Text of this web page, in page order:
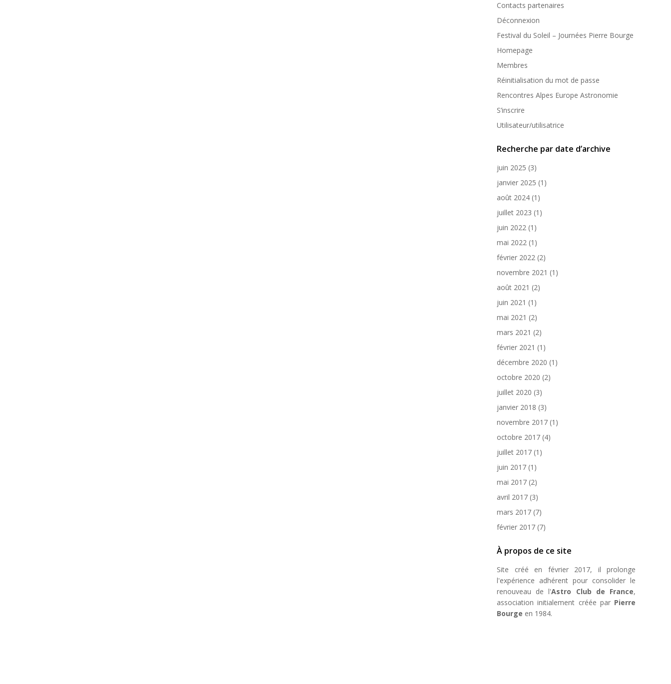
Contacts partenaires
Déconnexion
Festival du Soleil – Journées Pierre Bourge
Homepage
Membres
Réinitialisation du mot de passe
Rencontres Alpes Europe Astronomie
S’inscrire
Utilisateur/utilisatrice
Recherche par date d’archive
juin 2025 (3)
janvier 2025 (1)
août 2024 (1)
juillet 2023 (1)
juin 2022 (1)
mai 2022 (1)
février 2022 (2)
novembre 2021 (1)
août 2021 (2)
juin 2021 (1)
mai 2021 (2)
mars 2021 (2)
février 2021 (1)
décembre 2020 (1)
octobre 2020 (2)
juillet 2020 (3)
janvier 2018 (3)
novembre 2017 (1)
octobre 2017 (4)
juillet 2017 (1)
juin 2017 (1)
mai 2017 (2)
avril 2017 (3)
mars 2017 (7)
février 2017 (7)
À propos de ce site
Site créé en février 2017, il prolonge
l'expérience adhérent pour consolider le
renouveau de l'Astro Club de France,
association initialement créée par Pierre
Bourge en 1984.